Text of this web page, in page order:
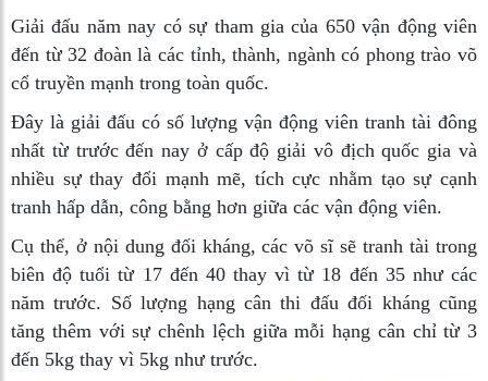
Giải đấu năm nay có sự tham gia của 650 vận động viên
đến từ 32 đoàn là các tỉnh, thành, ngành có phong trào võ
cổ truyền mạnh trong toàn quốc.
Đây là giải đấu có số lượng vận động viên tranh tài đông
nhất từ trước đến nay ở cấp độ giải vô địch quốc gia và
nhiều sự thay đổi mạnh mẽ, tích cực nhằm tạo sự cạnh
tranh hấp dẫn, công bằng hơn giữa các vận động viên.
Cụ thể, ở nội dung đối kháng, các võ sĩ sẽ tranh tài trong
biên độ tuổi từ 17 đến 40 thay vì từ 18 đến 35 như các
năm trước. Số lượng hạng cân thi đấu đối kháng cũng
tăng thêm với sự chênh lệch giữa mỗi hạng cân chỉ từ 3
đến 5kg thay vì 5kg như trước.